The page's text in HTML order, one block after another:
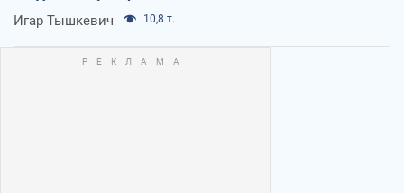
Игар Тышкевич 10,8 т.